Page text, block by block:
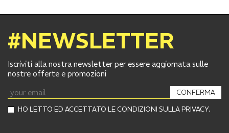
#NEWSLETTER
Iscriviti alla nostra newsletter per essere aggiornata sulle
nostre offerte e promozioni
HO LETTO ED ACCETTATO LE CONDIZIONI SULLA PRIVACY.
CONFERMA